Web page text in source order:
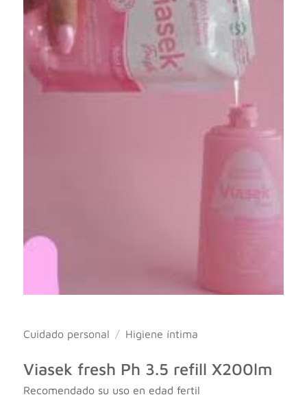
Cuidado personal / Higiene íntima
Viasek fresh Ph 3.5 refill X200lm
Recomendado su uso en edad fertil